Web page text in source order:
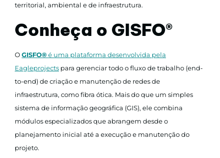
territorial, ambiental e de infraestrutura.
Conheça o GISFO®
OGISFO®é uma plataforma desenvolvida pela
Eagleprojects para gerenciar todo o fluxo de trabalho (end-
to-end) de criação e manutenção de redes de
infraestrutura, como fibra ótica. Mais do que um simples
sistema de informação geográfica (GIS), ele combina
módulos especializados que abrangem desde o
planejamento inicial até a execução e manutenção do
projeto.